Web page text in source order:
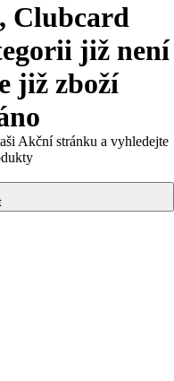
Clubcard
již není
již zboží
Akční stránku a vyhledejte